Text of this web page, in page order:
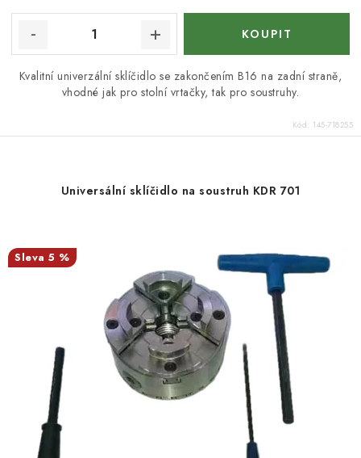
Kvalitní univerzální sklíčidlo se zakončením B16 na zadní straně,
vhodné jak pro stolní vrtačky, tak pro soustruhy.
Kód: 145-718255
Universální sklíčidlo na soustruh KDR 701
5 %